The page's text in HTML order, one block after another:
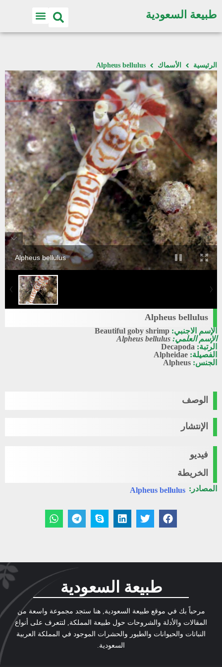
طبيعة السعودية
الرئيسية الأسماك Alpheus bellulus
Alpheus bellulus
Alpheus bellulus
الإسم الاجنبي: Beautiful goby shrimp
الإسم العلمي: Alpheus bellulus
الرتبة: Decapoda
الفصيلة: Alpheidae
الجنس: Alpheus
الوصف
الإنتشار
فيديو
الخريطة
المصادر: Alpheus bellulus
طبيعة السعودية
مرحباً بك في موقع طبيعة السعودية, هنا ستجد مجموعة واسعة من
المقالات والأدلة والشروحات حول طبيعة المملكة, لتتعرف على أنواع
النباتات والحيوانات والطيور والحشرات الموجود في المملكة العربية
السعودية.